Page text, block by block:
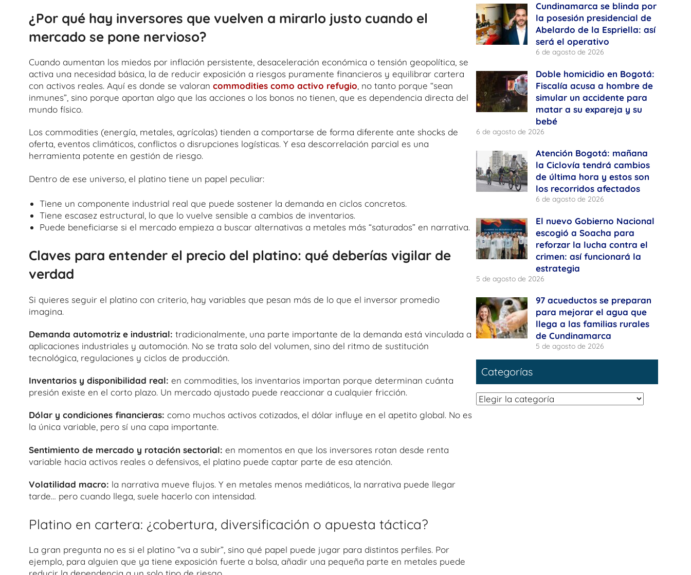
¿Por qué hay inversores que vuelven a mirarlo justo cuando el
mercado se pone nervioso?
Cuando aumentan los miedos por inflación persistente, desaceleración económica o tensión geopolítica, se
activa una necesidad básica, la de reducir exposición a riesgos puramente financieros y equilibrar cartera
con activos reales. Aquí es donde se valoran commodities como activo refugio , no tanto porque “sean
inmunes”, sino porque aportan algo que las acciones o los bonos no tienen, que es dependencia directa del
mundo físico.
Los commodities (energía, metales, agrícolas) tienden a comportarse de forma diferente ante shocks de
oferta, eventos climáticos, conflictos o disrupciones logísticas. Y esa descorrelación parcial es una
herramienta potente en gestión de riesgo.
Dentro de ese universo, el platino tiene un papel peculiar:
Tiene un componente industrial real que puede sostener la demanda en ciclos concretos.
Tiene escasez estructural, lo que lo vuelve sensible a cambios de inventarios.
Puede beneficiarse si el mercado empieza a buscar alternativas a metales más “saturados” en narrativa.
Claves para entender el precio del platino: qué deberías vigilar de
verdad
Si quieres seguir el platino con criterio, hay variables que pesan más de lo que el inversor promedio
imagina.
Demanda automotriz e industrial: tradicionalmente, una parte importante de la demanda está vinculada a
aplicaciones industriales y automoción. No se trata solo del volumen, sino del ritmo de sustitución
tecnológica, regulaciones y ciclos de producción.
Inventarios y disponibilidad real: en commodities, los inventarios importan porque determinan cuánta
presión existe en el corto plazo. Un mercado ajustado puede reaccionar a cualquier fricción.
Dólar y condiciones financieras: como muchos activos cotizados, el dólar influye en el apetito global. No es
la única variable, pero sí una capa importante.
Sentimiento de mercado y rotación sectorial: en momentos en que los inversores rotan desde renta
variable hacia activos reales o defensivos, el platino puede captar parte de esa atención.
Volatilidad macro: la narrativa mueve flujos. Y en metales menos mediáticos, la narrativa puede llegar
tarde… pero cuando llega, suele hacerlo con intensidad.
Platino en cartera: ¿cobertura, diversificación o apuesta táctica?
La gran pregunta no es si el platino “va a subir”, sino qué papel puede jugar para distintos perfiles. Por
ejemplo, para alguien que ya tiene exposición fuerte a bolsa, añadir una pequeña parte en metales puede
Cundinamarca se blinda por
la posesión presidencial de
Abelardo de la Espriella: así
será el operativo
6 de agosto de 2026
Doble homicidio en Bogotá:
Fiscalía acusa a hombre de
simular un accidente para
matar a su expareja y su
bebé
6 de agosto de 2026
Atención Bogotá: mañana
la Ciclovía tendrá cambios
de última hora y estos son
los recorridos afectados
6 de agosto de 2026
El nuevo Gobierno Nacional
escogió a Soacha para
reforzar la lucha contra el
crimen: así funcionará la
estrategia
5 de agosto de 2026
97 acueductos se preparan
para mejorar el agua que
llega a las familias rurales
de Cundinamarca
5 de agosto de 2026
Categorías
Categorías